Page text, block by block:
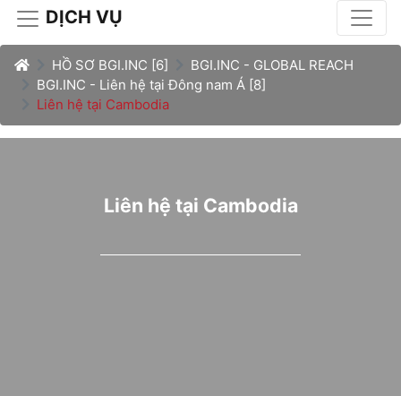
DỊCH VỤ
HỒ SƠ BGI.INC [6]
BGI.INC - GLOBAL REACH
BGI.INC - Liên hệ tại Đông nam Á [8]
Liên hệ tại Cambodia
Liên hệ tại Cambodia